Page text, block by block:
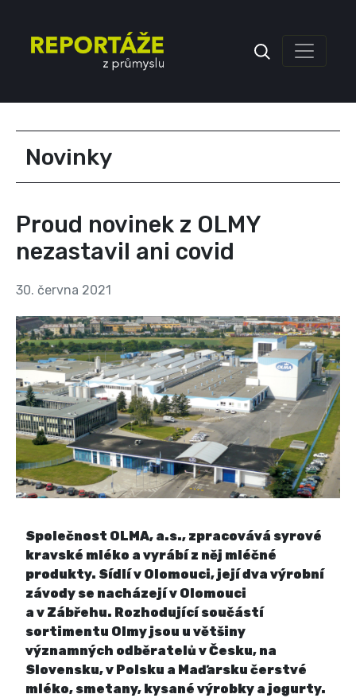
Novinky
Proud novinek z OLMY
nezastavil ani covid
30. června 2021
Společnost OLMA, a.s., zpracovává syrové
kravské mléko a vyrábí z něj mléčné
produkty. Sídlí v Olomouci, její dva výrobní
závody se nacházejí v Olomouci
a v Zábřehu. Rozhodující součástí
sortimentu Olmy jsou u většiny
významných odběratelů v Česku, na
Slovensku, v Polsku a Maďarsku čerstvé
mléko, smetany, kysané výrobky a jogurty.